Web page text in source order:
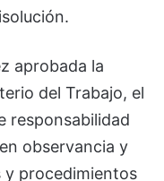
aprobada la
del Trabajo, el
responsabilidad
observancia y
y procedimientos